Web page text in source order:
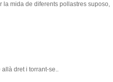
la mida de diferents pollastres suposo,
dret i torrant-se..